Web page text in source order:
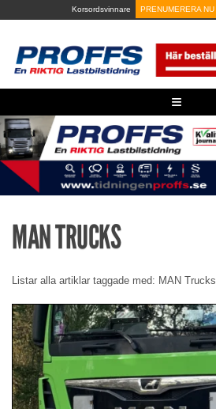
to
Korsordsvinnare PRENUMERERA NU
≡
MAN TRUCKS
Listar alla artiklar taggade med: MAN Trucks